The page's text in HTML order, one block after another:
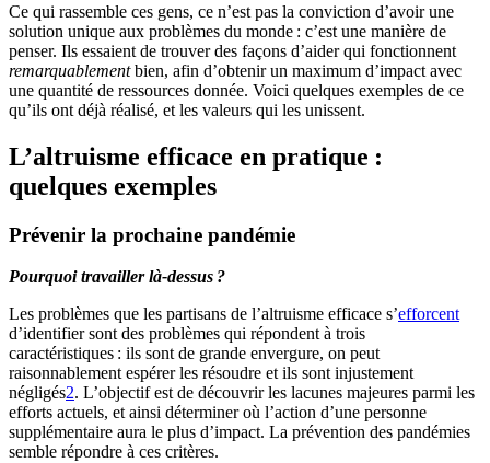
Ce qui rassemble ces gens, ce n’est pas la conviction d’avoir une
solution unique aux problèmes du monde : c’est une manière de
penser. Ils essaient de trouver des façons d’aider qui fonctionnent
remarquablementbien, afin d’obtenir un maximum d’impact avec
une quantité de ressources donnée. Voici quelques exemples de ce
qu’ils ont déjà réalisé, et les valeurs qui les unissent.
L’altruisme efficace en pratique :
quelques exemples
Prévenir la prochaine pandémie
Pourquoi travailler là-dessus ?
Les problèmes que les partisans de l’altruisme efficace s’efforcent
d’identifier sont des problèmes qui répondent à trois
caractéristiques : ils sont de grande envergure, on peut
raisonnablement espérer les résoudre et ils sont injustement
négligés⁠2. L’objectif est de découvrir les lacunes majeures parmi les
efforts actuels, et ainsi déterminer où l’action d’une personne
supplémentaire aura le plus d’impact. La prévention des pandémies
semble répondre à ces critères.